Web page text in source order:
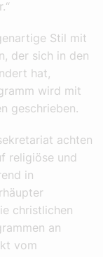
Stil mit
der sich in den
hat,
wird mit
geschrieben.
achten
religiöse und
in
christlichen
an
vom